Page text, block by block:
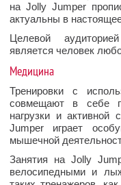
на Jolly Jumper
актуальны в
Целевой
является человек
Медицина
Тренировки с
совмещают в себе
нагрузки и
Jumper играет
мышечной
Занятия на Jolly
велосипедными и